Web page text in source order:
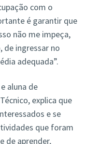
com o
é garantir que
não me impeça,
de ingressar no
adequada”.
aluna de
explica que
e se
que foram
de aprender,